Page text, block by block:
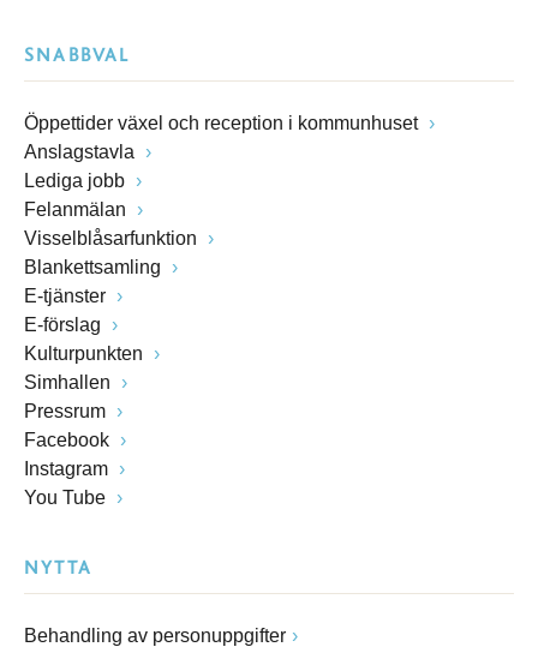
SNABBVAL
Öppettider växel och reception i kommunhuset
Anslagstavla
Lediga jobb
Felanmälan
Visselblåsarfunktion
Blankettsamling
E-tjänster
E-förslag
Kulturpunkten
Simhallen
Pressrum
Facebook
Instagram
You Tube
NYTTA
Behandling av personuppgifter